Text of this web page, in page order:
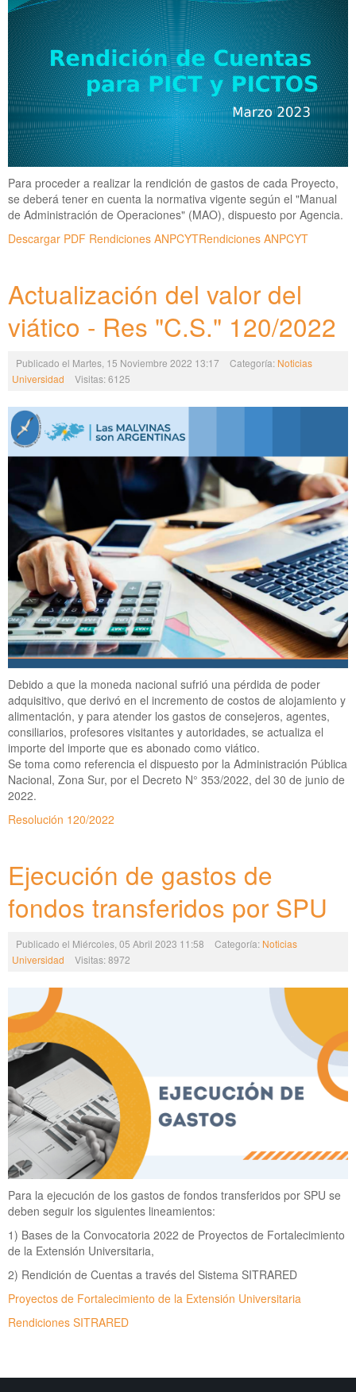
Para proceder a realizar la rendición de gastos de cada Proyecto,
se deberá tener en cuenta la normativa vigente según el "Manual
de Administración de Operaciones" (MAO), dispuesto por Agencia.
Descargar PDF Rendiciones ANPCYTRendiciones ANPCYT
Actualización del valor del
viático - Res "C.S." 120/2022
Publicado el Martes, 15 Noviembre 2022 13:17 Categoría: Noticias
Universidad
Visitas: 6125
Debido a que la moneda nacional sufrió una pérdida de poder
adquisitivo, que derivó en el incremento de costos de alojamiento y
alimentación, y para atender los gastos de consejeros, agentes,
consiliarios, profesores visitantes y autoridades, se actualiza el
importe del importe que es abonado como viático.
Se toma como referencia el dispuesto por la Administración Pública
Nacional, Zona Sur, por el Decreto N° 353/2022, del 30 de junio de
2022.
Resolución 120/2022
Ejecución de gastos de
fondos transferidos por SPU
Publicado el Miércoles, 05 Abril 2023 11:58 Categoría: Noticias
Universidad
Visitas: 8972
Para la ejecución de los gastos de fondos transferidos por SPU se
deben seguir los siguientes lineamientos:
1) Bases de la Convocatoria 2022 de Proyectos de Fortalecimiento
de la Extensión Universitaria,
2) Rendición de Cuentas a través del Sistema SITRARED
Proyectos de Fortalecimiento de la Extensión Universitaria
Rendiciones SITRARED